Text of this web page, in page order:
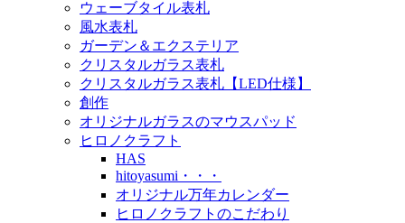
ウェーブタイル表札
風水表札
ガーデン＆エクステリア
クリスタルガラス表札
クリスタルガラス表札【LED仕様】
創作
オリジナルガラスのマウスパッド
ヒロノクラフト
HAS
hitoyasumi・・・
オリジナル万年カレンダー
ヒロノクラフトのこだわり